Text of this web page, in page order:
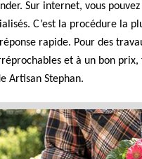
Sur internet, vous
C’est la procédure la
rapide. Pour des
et à un bon prix,
Artisan Stephan.